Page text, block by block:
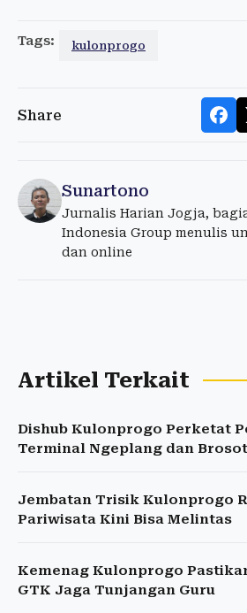
Tags: kulonprogo
Share
Sunartono
Jurnalis Harian Jogja,
Indonesia Group menulis
dan online
Artikel Terkait
Dishub Kulonprogo Perketat
Terminal Ngeplang dan Brosot
Jembatan Trisik Kulonprogo
Pariwisata Kini Bisa Melintas
Kemenag Kulonprogo
GTK Jaga Tunjangan Guru